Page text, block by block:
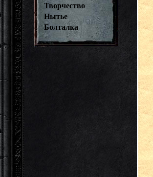
Творчество
Нытье
Болталка